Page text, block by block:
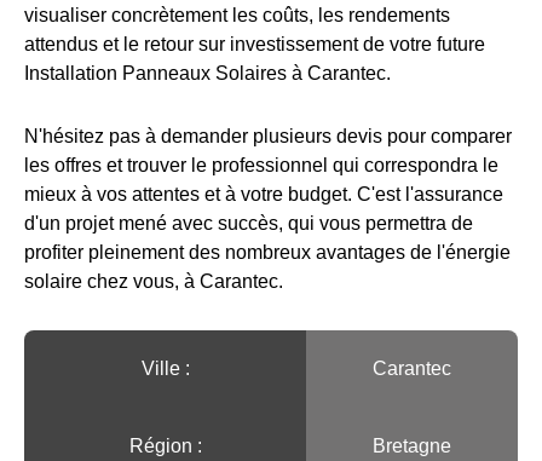
visualiser concrètement les coûts, les rendements
attendus et le retour sur investissement de votre future
Installation Panneaux Solaires à Carantec.
N'hésitez pas à demander plusieurs devis pour comparer
les offres et trouver le professionnel qui correspondra le
mieux à vos attentes et à votre budget. C'est l'assurance
d'un projet mené avec succès, qui vous permettra de
profiter pleinement des nombreux avantages de l'énergie
solaire chez vous, à Carantec.
Ville :️ Carantec
Région :️ Bretagne